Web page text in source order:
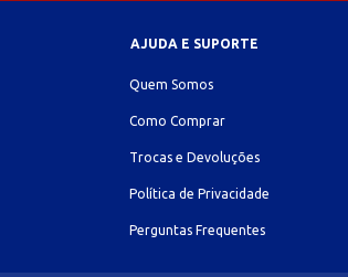
AJUDA E SUPORTE
Quem Somos
Como Comprar
Trocas e Devoluções
Política de Privacidade
Perguntas Frequentes